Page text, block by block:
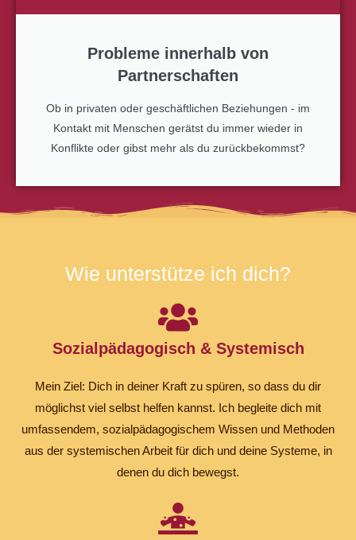
Probleme innerhalb von
Partnerschaften
Ob in privaten oder geschäftlichen Beziehungen - im
Kontakt mit Menschen gerätst du immer wieder in
Konflikte oder gibst mehr als du zurückbekommst?
Wie unterstütze ich dich?
Sozialpädagogisch & Systemisch
Mein Ziel: Dich in deiner Kraft zu spüren, so dass du dir
möglichst viel selbst helfen kannst. Ich begleite dich mit
umfassendem, sozialpädagogischem Wissen und Methoden
aus der systemischen Arbeit für dich und deine Systeme, in
denen du dich bewegst.